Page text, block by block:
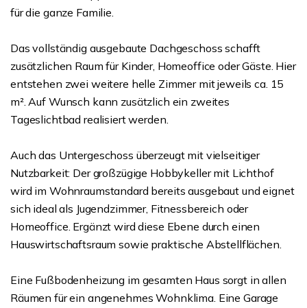
für die ganze Familie.
Das vollständig ausgebaute Dachgeschoss schafft
zusätzlichen Raum für Kinder, Homeoffice oder Gäste. Hier
entstehen zwei weitere helle Zimmer mit jeweils ca. 15
m². Auf Wunsch kann zusätzlich ein zweites
Tageslichtbad realisiert werden.
Auch das Untergeschoss überzeugt mit vielseitiger
Nutzbarkeit: Der großzügige Hobbykeller mit Lichthof
wird im Wohnraumstandard bereits ausgebaut und eignet
sich ideal als Jugendzimmer, Fitnessbereich oder
Homeoffice. Ergänzt wird diese Ebene durch einen
Hauswirtschaftsraum sowie praktische Abstellflächen.
Eine Fußbodenheizung im gesamten Haus sorgt in allen
Räumen für ein angenehmes Wohnklima. Eine Garage